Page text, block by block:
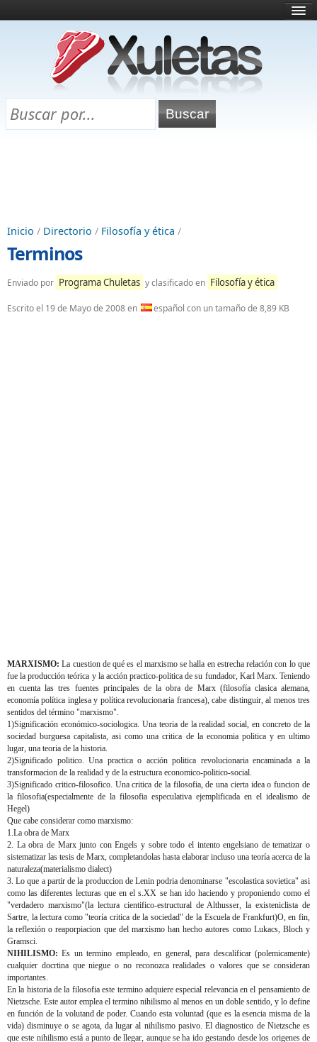
¿Qué es esto?
Directorio
Chuletas para exámenes
Inicio / Directorio / Filosofía y ética /
Terminos
Enviado por Programa Chuletas y clasificado en Filosofía y ética
Escrito el 19 de Mayo de 2008en español con un tamaño de 8,89 KB
MARXISMO: La cuestion de qué es el marxismo se halla en estrecha relación con lo que
fue la producción teórica y la acción practico-politica de su fundador, Karl Marx. Teniendo
en cuenta las tres fuentes principales de la obra de Marx (filosofía clasica alemana,
economía política inglesa y política revolucionaria francesa), cabe distinguir, al menos tres
sentidos del término "marxismo".
1)Significación económico-sociologica. Una teoria de la realidad social, en concreto de la
sociedad burguesa capitalista, asi como una critica de la economia politica y en ultimo
lugar, una teoria de la historia.
2)Significado politico. Una practica o acción politica revolucionaria encaminada a la
transformacion de la realidad y de la estructura economico-politico-social.
3)Significado critico-filosofico. Una critica de la filosofia, de una cierta idea o funcion de
la filosofia(especialmente de la filosofia especulativa ejemplificada en el idealismo de
Hegel)
Que cabe considerar como marxismo:
1.La obra de Marx
2. La obra de Marx junto con Engels y sobre todo el intento engelsiano de tematizar o
sistematizar las tesis de Marx, completandolas hasta elaborar incluso una teoría acerca de la
naturaleza(materialismo dialect)
3. Lo que a partir de la produccion de Lenin podria denominarse "escolastica sovietica" asi
como las diferentes lecturas que en el s.XX se han ido haciendo y proponiendo como el
"verdadero marxismo"(la lectura cientifico-estructural de Althusser, la existeniclista de
Sartre, la lectura como "teoría critica de la sociedad" de la Escuela de Frankfurt)O, en fin,
la reflexión o reaporpiacion que del marxismo han hecho autores como Lukacs, Bloch y
Gramsci.
NIHILISMO: Es un termino empleado, en general, para descalificar (polemicamente)
cualquier docrtina que niegue o no reconozca realidades o valores que se consideran
importantes.
En la historia de la filosofia este termino adquiere especial relevancia en el pensamiento de
Nietzsche. Este autor emplea el termino nihilismo al menos en un doble sentido, y lo define
en función de la volutand de poder. Cuando esta voluntad (que es la esencia misma de la
vida) disminuye o se agota, da lugar al nihilismo pasivo. El diagnostico de Nietzsche es
que este nihilismo está a punto de llegar, aunque se ha ido gestando desde los origenes de